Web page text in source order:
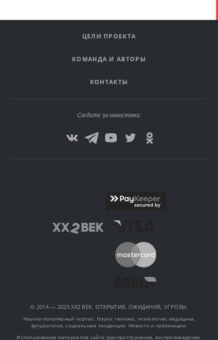
ЦЕЛИ ПРОЕКТА
КОМАНДА И АВТОРЫ
КОНТАКТЫ
Следите за новостями:
© 2014 — 2025 XX2 ВЕК. ОТКРЫТИЯ, ОЖИДАНИЯ, УГРОЗЫ.
Научно-популярный портал. Наука, техника, технологии, медицина,
футурология, социальные тенденции. Новости и публикации.
Использование материалов сайта (распространение, воспроизведение,